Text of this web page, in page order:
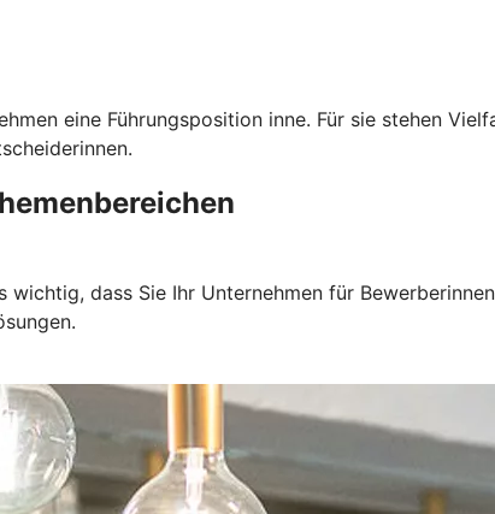
eine Führungsposition inne. Für sie stehen
wichtig, dass Sie Ihr Unternehmen für